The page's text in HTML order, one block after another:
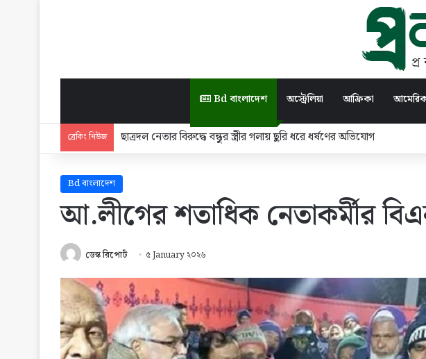
Bd বাংলাদেশ অস্ট্রেলিয়া আফ্রিকা
ব্রেকিং নিউজ ৪০৪ শিক্ষক হাসিনাকে ফিরিয়ে আনতে চান, তাদের বিরুদ্ধে ব্যবস্থা নিতে হবে:
Bd বাংলাদেশ
আ.লীগের শতাধিক নেতাকর্মীর
ডেস্ক রিপোর্ট ৫ January ২০২৬